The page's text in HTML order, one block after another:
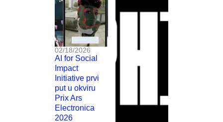
02/18/2026
AI for Social
Impact
Initiative prvi
put u okviru
Prix Ars
Electronica
2026